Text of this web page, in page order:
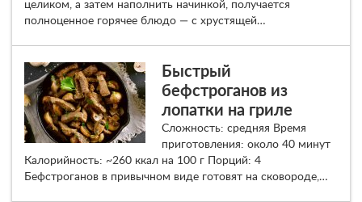
целиком, а затем наполнить начинкой, получается
полноценное горячее блюдо — с хрустящей…
Быстрый
бефстроганов из
лопатки на гриле
Сложность: средняя Время
приготовления: около 40 минут
Калорийность: ~260 ккал на 100 г Порций: 4
Бефстроганов в привычном виде готовят на сковороде,…